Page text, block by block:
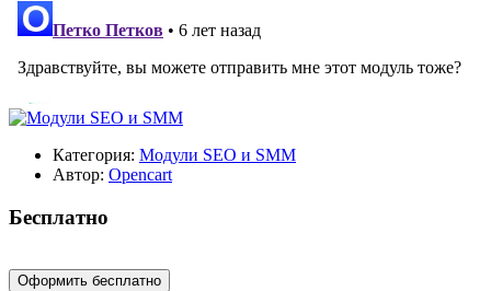
Категория: Модули SEO и SMM
Автор: Opencart
Бесплатно
Оформить бесплатно